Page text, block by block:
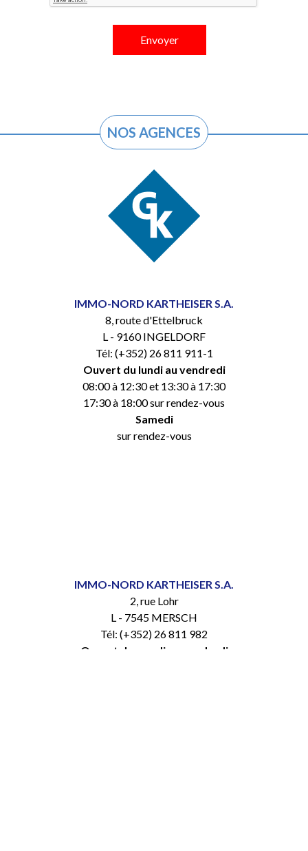
NOS AGENCES
IMMO-NORD KARTHEISER S.A.
8, route d'Ettelbruck
L - 9160 INGELDORF
Tél: (+352) 26 811 911-1
Ouvert du lundi au vendredi
08:00 à 12:30 et 13:30 à 17:30
17:30 à 18:00 sur rendez-vous
Samedi
sur rendez-vous
IMMO-NORD KARTHEISER S.A.
2, rue Lohr
L - 7545 MERSCH
Tél: (+352) 26 811 982
Ouvert du mardi au vendredi